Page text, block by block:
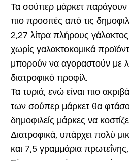
Τα σούπερ μάρκετ παράγουν
πιο προσιτές από τις
2,27 λίτρα πλήρους
χωρίς γαλακτοκομικά
μπορούν να αγοραστούν με
διατροφικό προφίλ.
Τα τυριά, ενώ είναι πιο
των σούπερ μάρκετ θα
δημοφιλείς μάρκες να
Διατροφικά, υπάρχει πολύ
και 7,5 γραμμάρια